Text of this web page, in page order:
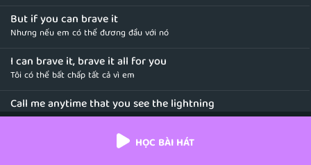
But if you can brave it
Nhưng nếu em có thể đương đầu với nó
I can brave it, brave it all for you
Tôi có thể bất chấp tất cả vì em
Call me anytime that you see the lightning
Hãy gọi cho tôi khi em thấy có sấm chớp
Don't you feel alone, you can always find me
HỌC BÀI HÁT